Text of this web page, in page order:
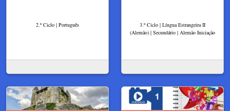
2.º Ciclo | Português
3.º Ciclo | Língua Estrangeira II
(Alemão) | Secundário | Alemão Iniciação